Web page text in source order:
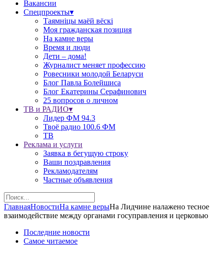
Вакансии
Спецпроекты▾
Таямніцы маёй вёскі
Моя гражданская позиция
На камне веры
Время и люди
Дети – дома!
Журналист меняет профессию
Ровесники молодой Беларуси
Блог Павла Болейшиса
Блог Екатерины Серафинович
25 вопросов о личном
ТВ и РАДИО▾
Лидер ФМ 94.3
Твоё радио 100.6 ФМ
ТВ
Реклама и услуги
Заявка в бегущую строку
Ваши поздравления
Рекламодателям
Частные объявления
ГлавнаяНовостиНа камне верыНа Лидчине налажено тесное
взаимодействие между органами госуправления и церковью
Последние новости
Самое читаемое